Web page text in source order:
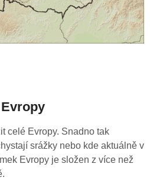
celé Evropy. Snadno tak
srážky nebo kde aktuálně v
Evropy je složen z více než